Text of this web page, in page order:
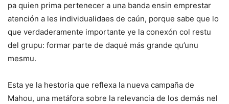
pa quien prima pertenecer a una banda ensin emprestar
atención a les individualidaes de caún, porque sabe que lo
que verdaderamente importante ye la conexón col restu
del grupu: formar parte de daqué más grande qu’unu
mesmu.
Esta ye la hestoria que reflexa la nueva campaña de
Mahou, una metáfora sobre la relevancia de los demás nel